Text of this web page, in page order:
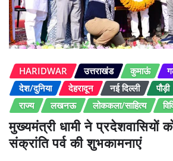
HARIDWAR उत्तराखंड कुमाऊं
देश/दुनिया
देहरादून नई दिल्ली पौड़ी
राज्य
लखनऊ लोककला/साहित्य
मुख्यमंत्री धामी ने प्रदेशवासियों
संक्रांति पर्व की शुभकामनाएं